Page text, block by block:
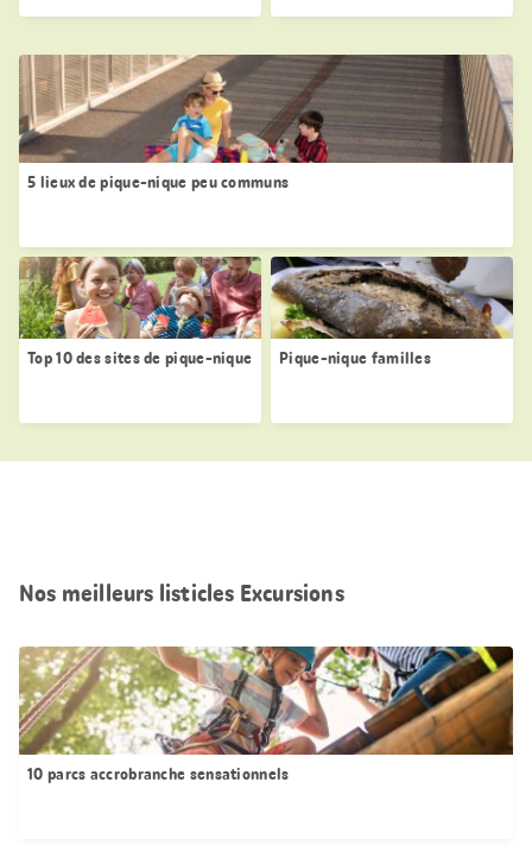
5 lieux de pique-nique peu communs
Top 10 des sites de pique-nique Pique-nique familles
Nos meilleurs listicles Excursions
10 parcs accrobranche sensationnels